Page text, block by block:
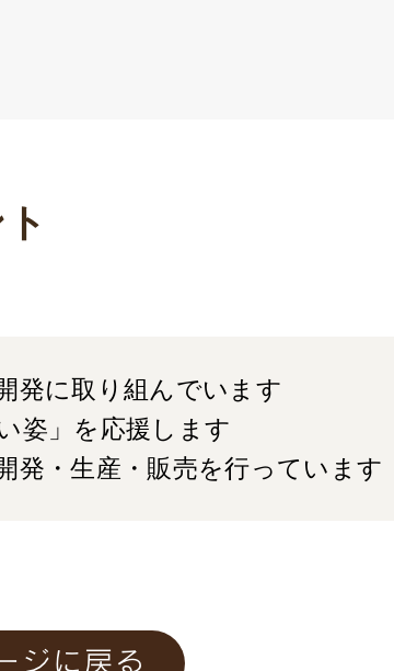
発に取り組んでいます
姿」を応援します
発・生産・販売を行っています